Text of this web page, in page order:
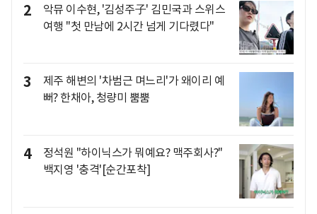
2
악뮤 이수현, '김성주子' 김민국과 스위스
여행 "첫 만남에 2시간 넘게 기다렸다"
3
제주 해변의 '차범근 며느리'가 왜이리 예
뻐? 한채아, 청량미 뿜뿜
4
정석원 "하이닉스가 뭐예요? 맥주회사?"
백지영 '충격'[순간포착]